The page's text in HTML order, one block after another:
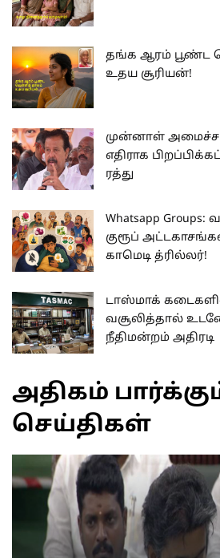
தங்க ஆரம் பூண்ட
உதய சூரியன்!
முன்னாள்
எதிராக
ரத்து
Whatsapp
குரூப்
காமெடி த்ரில்லர்!
டாஸ்மாக்
வசூலித்தால்
நீதிமன்றம் அதிரடி
அதிகம்
செய்திகள்